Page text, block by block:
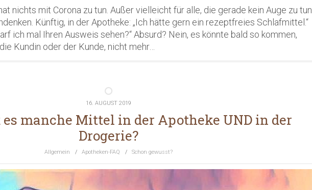
nichts mit Corona zu tun. Außer vielleicht für alle, die gerade kein Auge zu tun
Künftig, in der Apotheke: „Ich hätte gern ein rezeptfreies Schlafmittel.“
ich mal Ihren Ausweis sehen?“ Absurd? Nein, es könnte bald so kommen,
Kundin oder der Kunde, nicht mehr…
16. AUGUST 2019
manche Mittel in der Apotheke UND in der
Drogerie?
Allgemein / Apotheken-FAQ / Schon gewusst?